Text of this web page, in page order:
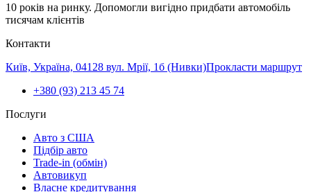
10 років на ринку. Допомогли вигідно придбати автомобіль
тисячам клієнтів
Контакти
Київ, Україна, 04128 вул. Мрії, 1б (Нивки)Прокласти маршрут
+380 (93) 213 45 74
Послуги
Авто з США
Підбір авто
Trade-in (обмін)
Автовикуп
Власне кредитування